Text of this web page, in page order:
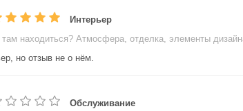
Интерьер
там находиться? Атмосфера, отделка, элементы
но отзыв не о нём.
Обслуживание